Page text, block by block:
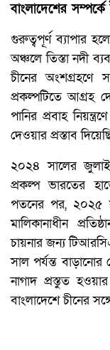
বাংলাদেশের
গুরুত্বপূর্ণ ব্যাপার
অঞ্চলে তিস্তা নদী
চীনের
প্রকল্পটিতে আগ্রহ
পানির প্রবাহ
দেওয়ার প্রস্তাব
২০২৪ সালের
প্রকল্প ভারতের
পতনের পর, ২০২৫
মালিকানাধীন
চায়নার জন্য
সাল পর্যন্ত
নাগাদ প্রস্তুত
বাংলাদেশে চীনের